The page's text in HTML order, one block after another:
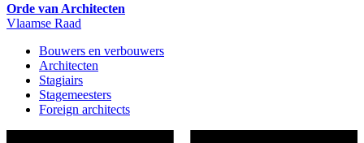
Orde van Architecten
Vlaamse Raad
Bouwers en verbouwers
Architecten
Stagiairs
Stagemeesters
Foreign architects